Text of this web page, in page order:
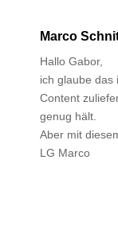
Marco
Hallo Gabor,
ich glaube das
Content
genug hält.
Aber mit
LG Marco